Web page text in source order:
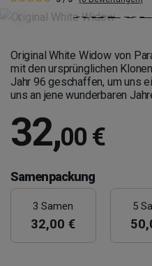
Original White Widow von
mit den ursprünglichen
Jahr 96 geschaffen, um uns
uns an jene wunderbaren
32,00 €
Samenpackung
3 Samen
32,00 €
5